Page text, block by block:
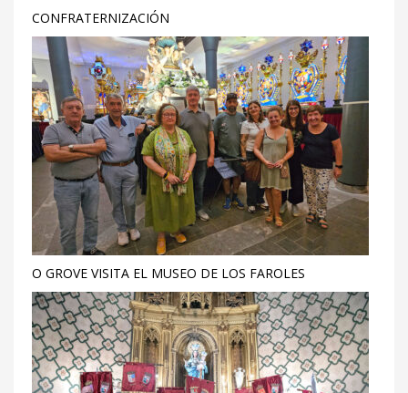
CONFRATERNIZACIÓN
O GROVE VISITA EL MUSEO DE LOS FAROLES